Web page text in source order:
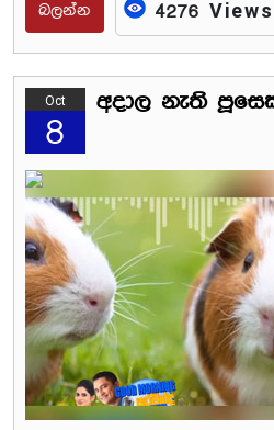
බලන්න 4276 Views
Oct
8
අදාල නැති